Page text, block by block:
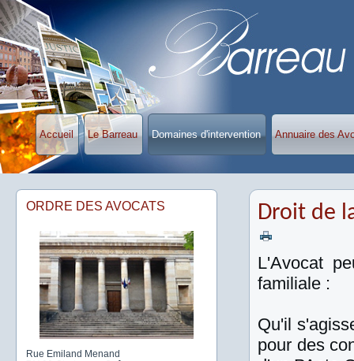
Accueil Le Barreau Domaines d'intervention Annuaire des
ORDRE DES AVOCATS
Rue Emiland Menand
Droit de
L'Avocat
familiale :
Qu'il
pour des